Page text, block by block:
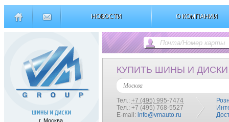
НОВОСТИ О КОМПАНИИ
г. Москва
КУПИТЬ ШИНЫ И ДИСКИ
Москва
Тел.: +7 (495) 995-7474
Тел.: +7 (495) 768-5527
E-mail: info@vmauto.ru